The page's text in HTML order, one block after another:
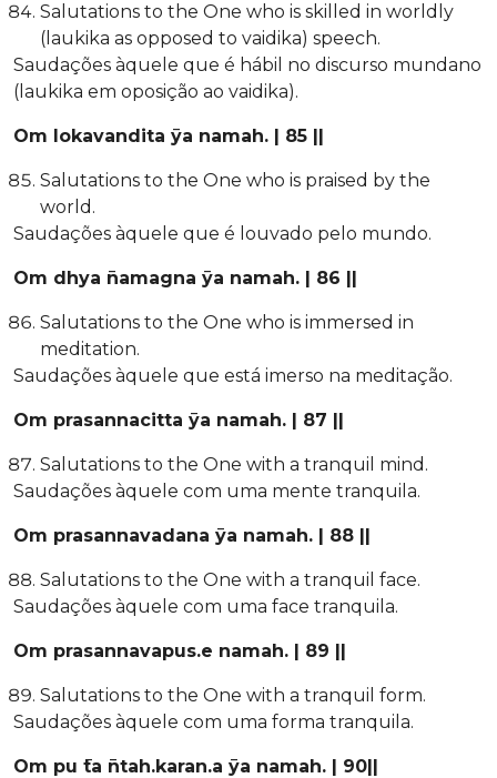
Salutations to the One who is skilled in worldly
(laukika as opposed to vaidika) speech.
Saudações àquele que é hábil no discurso mundano
(laukika em oposição ao vaidika).
Om lokavandita ̄ya namah. | 85 ||
Salutations to the One who is praised by the
world.
Saudações àquele que é louvado pelo mundo.
Om dhya ̄namagna ̄ya namah. | 86 ||
Salutations to the One who is immersed in
meditation.
Saudações àquele que está imerso na meditação.
Om prasannacitta ̄ya namah. | 87 ||
Salutations to the One with a tranquil mind.
Saudações àquele com uma mente tranquila.
Om prasannavadana ̄ya namah. | 88 ||
Salutations to the One with a tranquil face.
Saudações àquele com uma face tranquila.
Om prasannavapus.e namah. | 89 ||
Salutations to the One with a tranquil form.
Saudações àquele com uma forma tranquila.
Om pu ̄ta ̄ntah.karan.a ̄ya namah. | 90||